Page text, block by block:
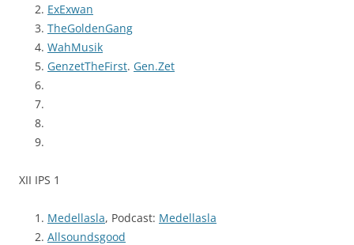
ExExwan
TheGoldenGang
WahMusik
GenzetTheFirst. Gen.Zet
XII IPS 1
Medellasla, Podcast: Medellasla
Allsoundsgood